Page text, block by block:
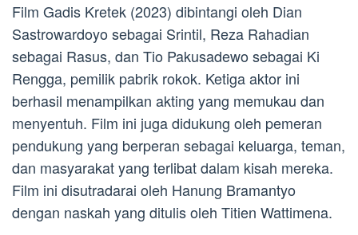
Film Gadis Kretek (2023) dibintangi oleh Dian
Sastrowardoyo sebagai Srintil, Reza Rahadian
sebagai Rasus, dan Tio Pakusadewo sebagai Ki
Rengga, pemilik pabrik rokok. Ketiga aktor ini
berhasil menampilkan akting yang memukau dan
menyentuh. Film ini juga didukung oleh pemeran
pendukung yang berperan sebagai keluarga, teman,
dan masyarakat yang terlibat dalam kisah mereka.
Film ini disutradarai oleh Hanung Bramantyo
dengan naskah yang ditulis oleh Titien Wattimena.